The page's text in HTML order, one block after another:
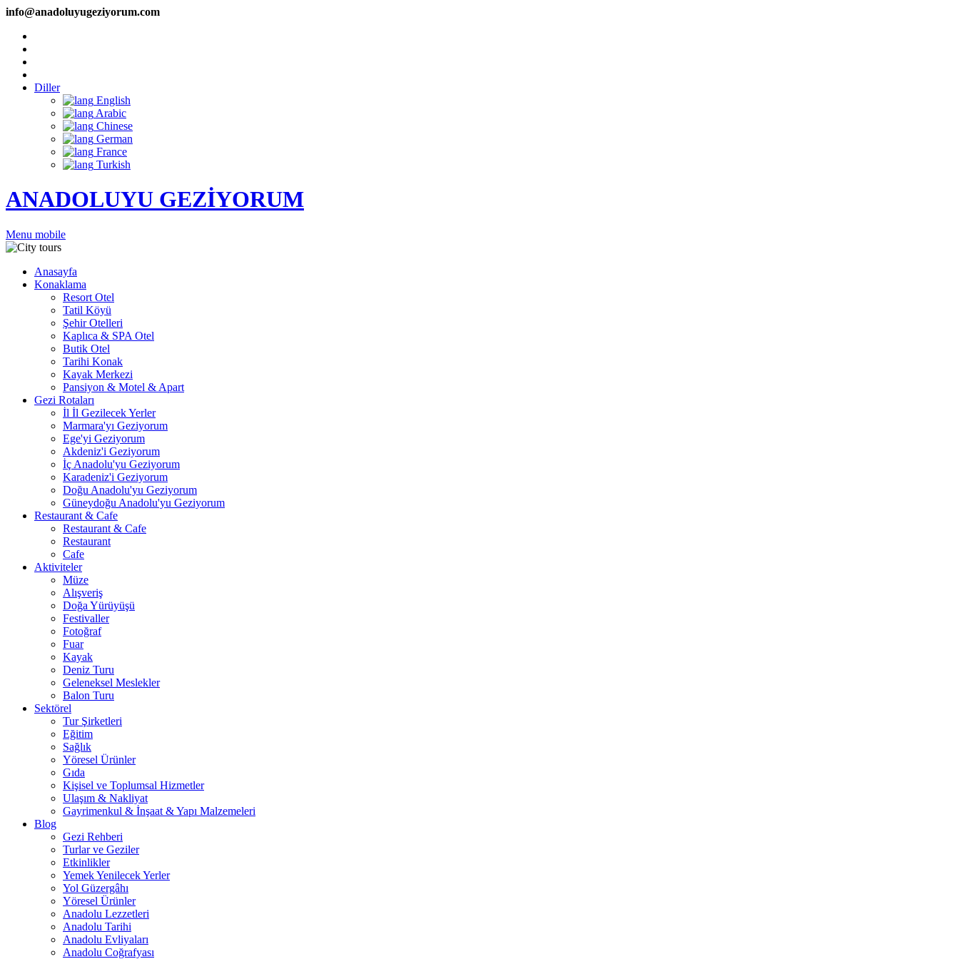
info@anadoluyugeziyorum.com
Diller
English
Arabic
Chinese
German
France
Turkish
ANADOLUYU GEZİYORUM
Menu mobile
Anasayfa
Konaklama
Resort Otel
Tatil Köyü
Şehir Otelleri
Kaplıca & SPA Otel
Butik Otel
Tarihi Konak
Kayak Merkezi
Pansiyon & Motel & Apart
Gezi Rotaları
İl İl Gezilecek Yerler
Marmara'yı Geziyorum
Ege'yi Geziyorum
Akdeniz'i Geziyorum
İç Anadolu'yu Geziyorum
Karadeniz'i Geziyorum
Doğu Anadolu'yu Geziyorum
Güneydoğu Anadolu'yu Geziyorum
Restaurant & Cafe
Restaurant & Cafe
Restaurant
Cafe
Aktiviteler
Müze
Alışveriş
Doğa Yürüyüşü
Festivaller
Fotoğraf
Fuar
Kayak
Deniz Turu
Geleneksel Meslekler
Balon Turu
Sektörel
Tur Şirketleri
Eğitim
Sağlık
Yöresel Ürünler
Gıda
Kişisel ve Toplumsal Hizmetler
Ulaşım & Nakliyat
Gayrimenkul & İnşaat & Yapı Malzemeleri
Blog
Gezi Rehberi
Turlar ve Geziler
Etkinlikler
Yemek Yenilecek Yerler
Yol Güzergâhı
Yöresel Ürünler
Anadolu Lezzetleri
Anadolu Tarihi
Anadolu Evliyaları
Anadolu Coğrafyası